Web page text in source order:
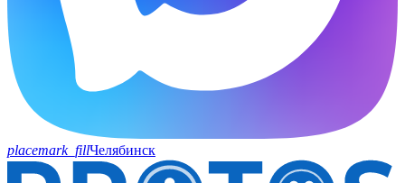
placemark_fillЧелябинск